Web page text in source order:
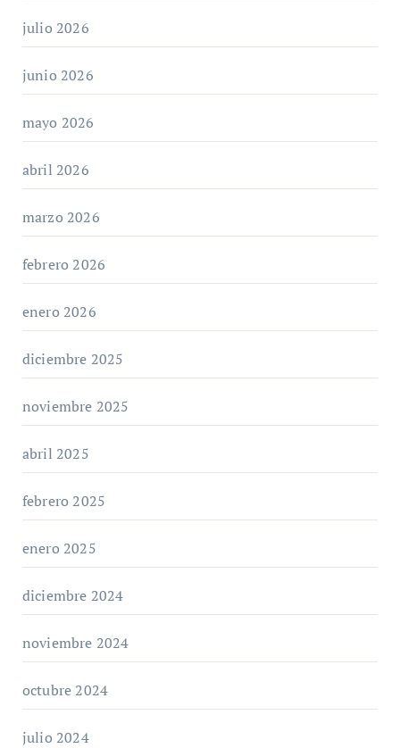
julio 2026
junio 2026
mayo 2026
abril 2026
marzo 2026
febrero 2026
enero 2026
diciembre 2025
noviembre 2025
abril 2025
febrero 2025
enero 2025
diciembre 2024
noviembre 2024
octubre 2024
julio 2024